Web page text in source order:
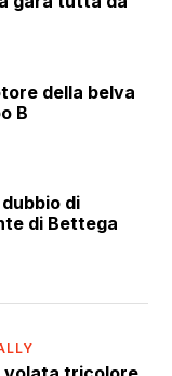
della belva
B
dubbio di
di Bettega